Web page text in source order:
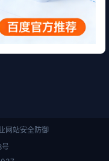
网站安全防御